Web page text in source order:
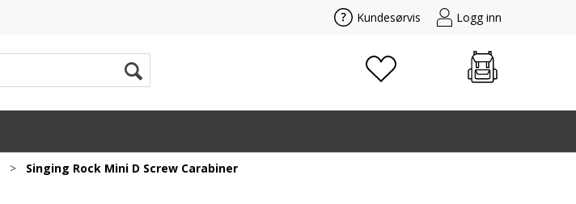
Kundesørvis Logg inn
> Singing Rock Mini D Screw Carabiner